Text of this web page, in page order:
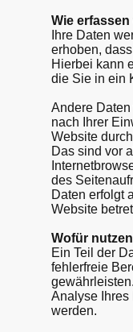
Wie
Ihre Daten
erhoben,
Hierbei kann
die Sie in ein
Andere
nach Ihrer
Website
Das sind vor
des
Daten erfolgt
Website
Wofür
Ein Teil der
fehlerfreie
Analyse Ihres
werden.